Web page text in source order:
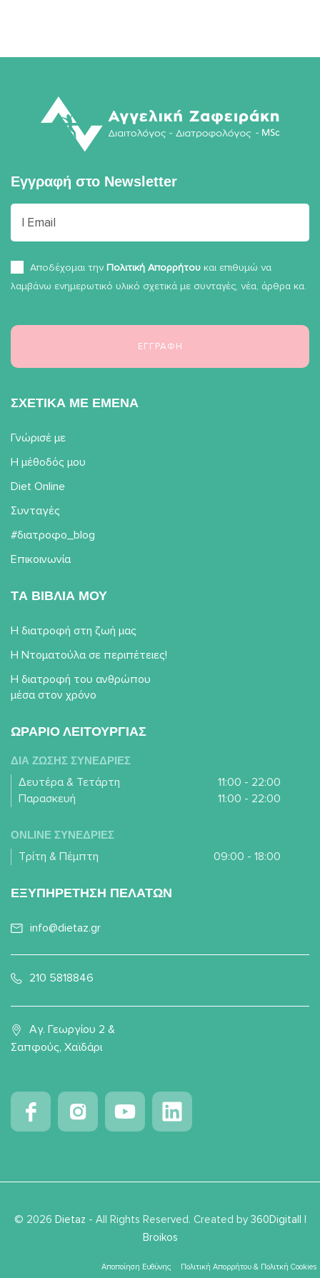
Εγγραφή στο Newsletter
Αποδέχομαι την Πολιτική Απορρήτου και επιθυμώ να
λαμβάνω ενημερωτικό υλικό σχετικά με συνταγές, νέα, άρθρα κα.
ΣΧΕΤΙΚΑ ΜΕ ΕΜΕΝΑ
Γνώρισέ με
Η μέθοδός μου
Diet Online
Συνταγές
#διατροφο_blog
Επικοινωνία
TΑ ΒΙΒΛΙΑ ΜΟΥ
Η διατροφή στη ζωή μας
Η Ντοματούλα σε περιπέτειες!
Η διατροφή του ανθρώπου
μέσα στον χρόνο
ΩΡΑΡΙΟ ΛΕΙΤΟΥΡΓΙΑΣ
ΔΙΑ ΖΩΣΗΣ ΣΥΝΕΔΡΙΕΣ
Δευτέρα & Τετάρτη
11:00 - 22:00
Παρασκευή
11:00 - 22:00
ONLINE ΣΥΝΕΔΡΙΕΣ
Τρίτη & Πέμπτη 09:00 - 18:00
ΕΞΥΠΗΡΕΤΗΣΗ ΠΕΛΑΤΩΝ
info@dietaz.gr
210 5818846
Αγ. Γεωργίου 2 &
Σαπφούς, Χαϊδάρι
© 2026 Dietaz - All Rights Reserved. Created by 360Digitall |
Broikos
Αποποίηση Ευθύνης Πολιτική Απορρήτου & Πολιτκή Cookies